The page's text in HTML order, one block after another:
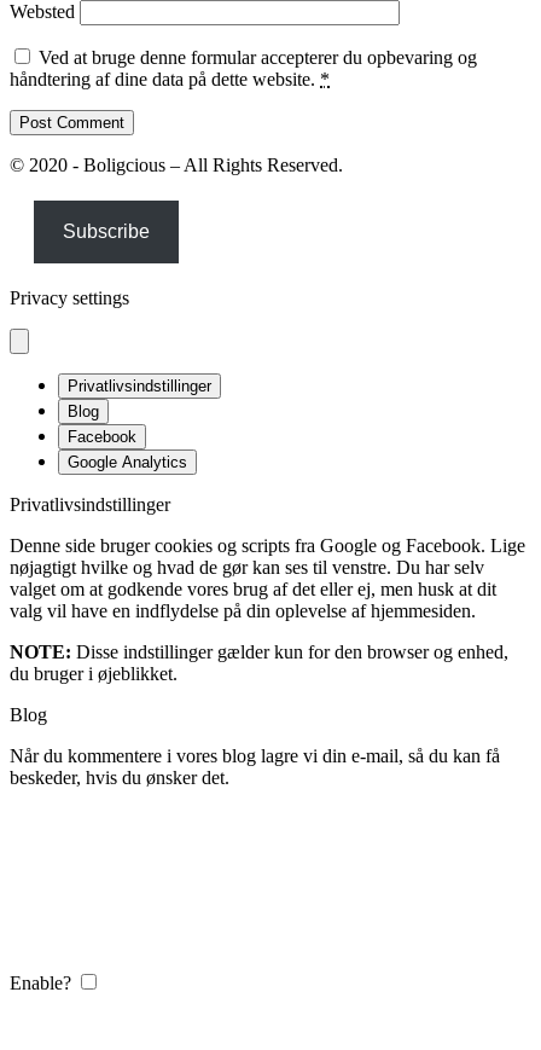
Websted
Ved at bruge denne formular accepterer du opbevaring og
håndtering af dine data på dette website. *
© 2020 - Boligcious – All Rights Reserved.
Subscribe
Privacy settings
Privatlivsindstillinger
Blog
Facebook
Google Analytics
Privatlivsindstillinger
Denne side bruger cookies og scripts fra Google og Facebook. Lige
nøjagtigt hvilke og hvad de gør kan ses til venstre. Du har selv
valget om at godkende vores brug af det eller ej, men husk at dit
valg vil have en indflydelse på din oplevelse af hjemmesiden.
NOTE: Disse indstillinger gælder kun for den browser og enhed,
du bruger i øjeblikket.
Blog
Når du kommentere i vores blog lagre vi din e-mail, så du kan få
beskeder, hvis du ønsker det.
Enable?